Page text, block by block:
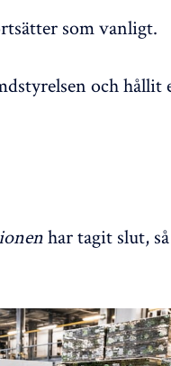
som vanligt.
och hållit
har tagit slut,